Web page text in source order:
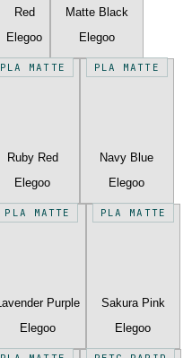
Red
Elegoo
Matte Black
Elegoo
PLA MATTE
Ruby Red
Elegoo
PLA MATTE
Navy Blue
Elegoo
PLA MATTE
Lavender Purple
Elegoo
PLA MATTE
Sakura Pink
Elegoo